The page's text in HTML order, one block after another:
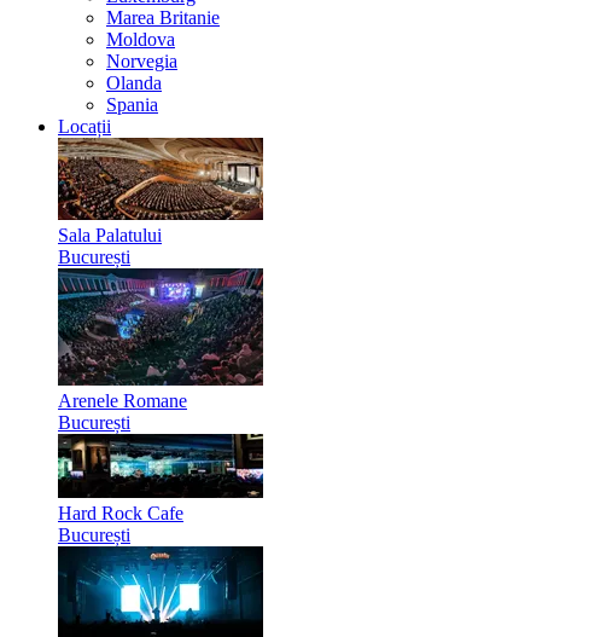
Marea Britanie
Moldova
Norvegia
Olanda
Spania
Locații
Sala Palatului
București
Arenele Romane
București
Hard Rock Cafe
București